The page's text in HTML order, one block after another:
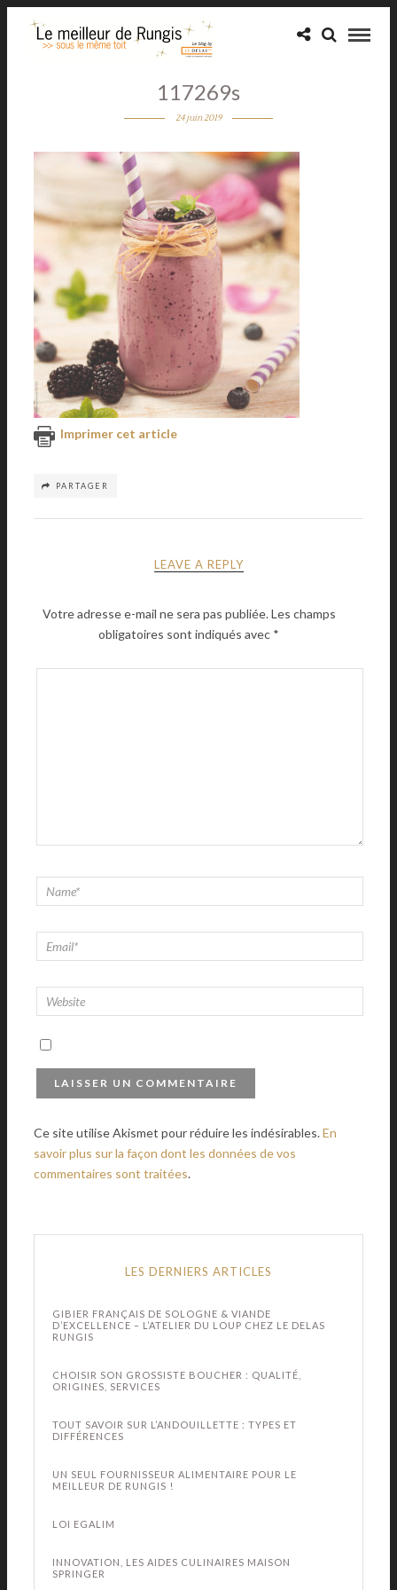
117269s
24 juin 2019
Imprimer cet article
PARTAGER
LEAVE A REPLY
Votre adresse e-mail ne sera pas publiée.Les champs
obligatoires sont indiqués avec *
Ce site utilise Akismet pour réduire les indésirables.En
savoir plus sur la façon dont les données de vos
commentaires sont traitées.
LES DERNIERS ARTICLES
GIBIER FRANÇAIS DE SOLOGNE & VIANDE
D’EXCELLENCE – L’ATELIER DU LOUP CHEZ LE DELAS
RUNGIS
CHOISIR SON GROSSISTE BOUCHER : QUALITÉ,
ORIGINES, SERVICES
TOUT SAVOIR SUR L’ANDOUILLETTE : TYPES ET
DIFFÉRENCES
UN SEUL FOURNISSEUR ALIMENTAIRE POUR LE
MEILLEUR DE RUNGIS !
LOI EGALIM
INNOVATION, LES AIDES CULINAIRES MAISON
SPRINGER